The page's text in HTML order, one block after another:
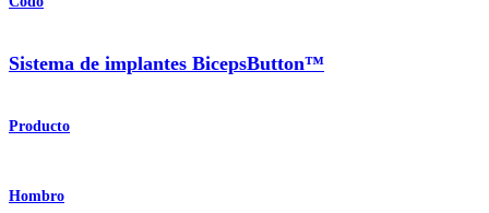
Sistema de implantes BicepsButton™
Producto
Hombro